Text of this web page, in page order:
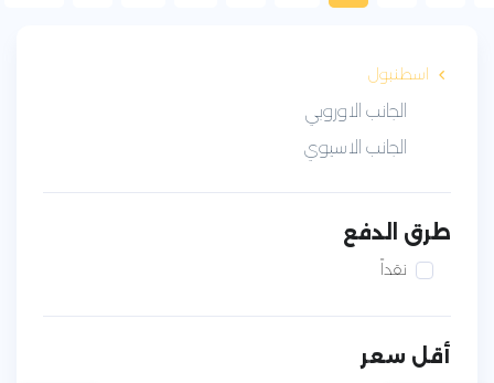
اسطنبول
الجانب الاوروبي
الجانب الاسيوي
طرق الدفع
نقداً
أقل سعر